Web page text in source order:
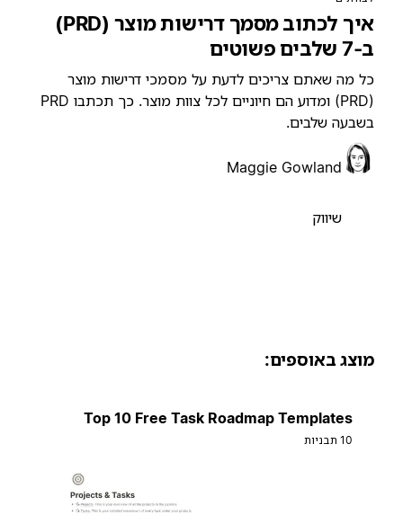
איך לכתוב מסמך דרישות מוצר (PRD)
מה שאתם צריכים לדעת על מסמכי דרישות מוצר
(PRD) ומדוע הם חיוניים לכל צוות מוצר. כך תכתבו PRD
שלבים.
Maggie Gowland
באוספים:
Top 10 Free Task Roadmap Templates